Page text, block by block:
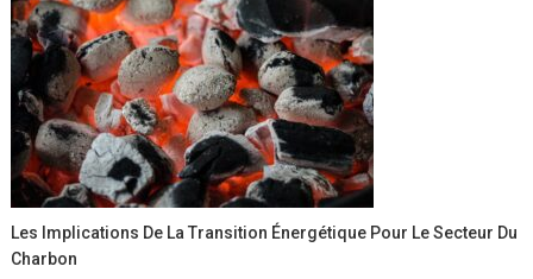
Les Implications De La Transition Énergétique Pour Le Secteur Du
Charbon